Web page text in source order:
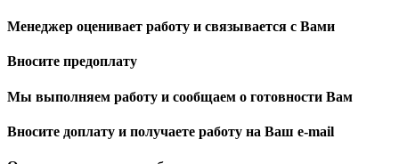
Менеджер оценивает работу и связывается с Вами
Вносите предоплату
Мы выполняем работу и сообщаем о готовности Вам
Вносите доплату и получаете работу на Ваш e-mail